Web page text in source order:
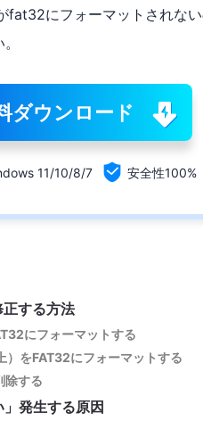
にフォーマットされな
ダウンロード
11/10/8/7  安全性100%
正する方法
にフォーマットする
をFAT32にフォーマットする
除する
発生する原因